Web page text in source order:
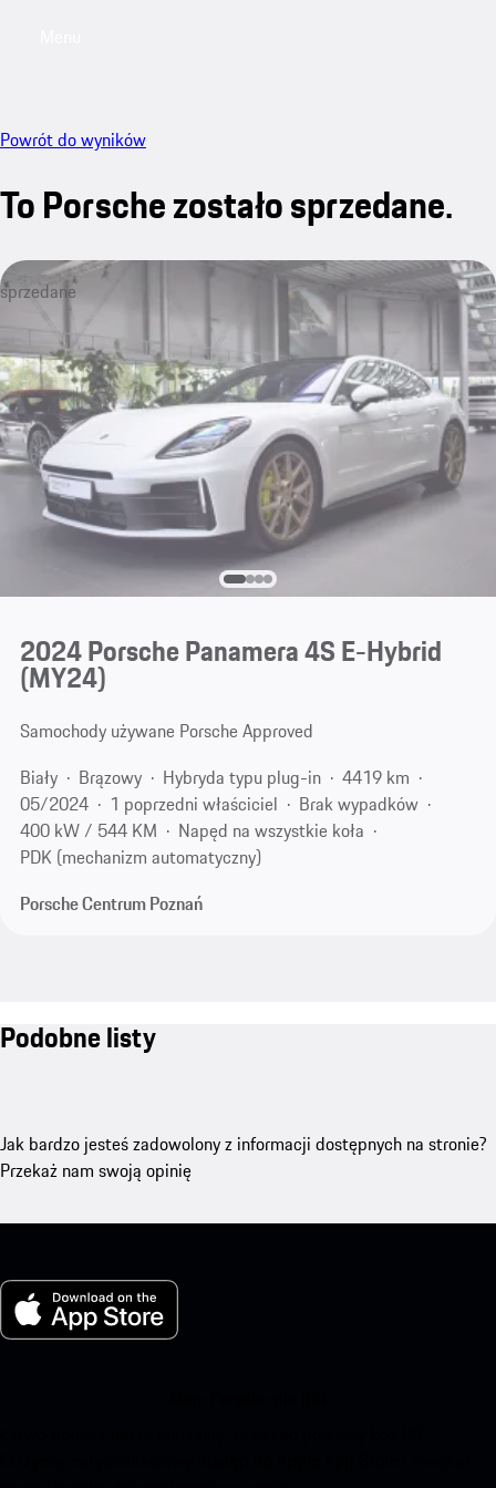
Powrót do wyników
To Porsche zostało sprzedane.
sprzedane
2024 Porsche Panamera 4S E-Hybrid
(MY24)
Samochody używane Porsche Approved
Biały
Brązowy Hybryda typu plug-in
4419 km
05/2024
1 poprzedni właściciel
Brak wypadków
400 kW / 544 KM
Napęd na wszystkie koła
PDK (mechanizm automatyczny)
Porsche Centrum Poznań
Podobne listy
Jak bardzo jesteś zadowolony z informacji dostępnych na stronie?
Przekaż nam swoją opinię